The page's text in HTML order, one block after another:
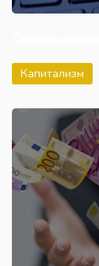
Капитализм